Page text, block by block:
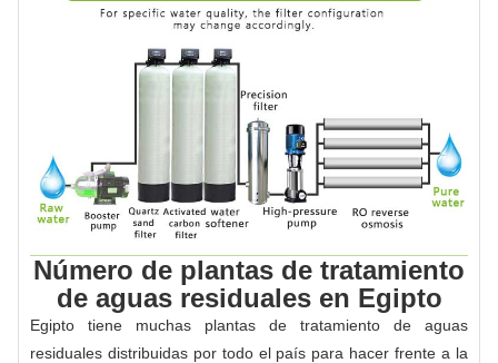
Número de plantas de tratamiento
de aguas residuales en Egipto
Egipto tiene muchas plantas de tratamiento de aguas
residuales distribuidas por todo el país para hacer frente a la